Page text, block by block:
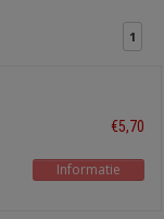
1
€5,70
Informatie